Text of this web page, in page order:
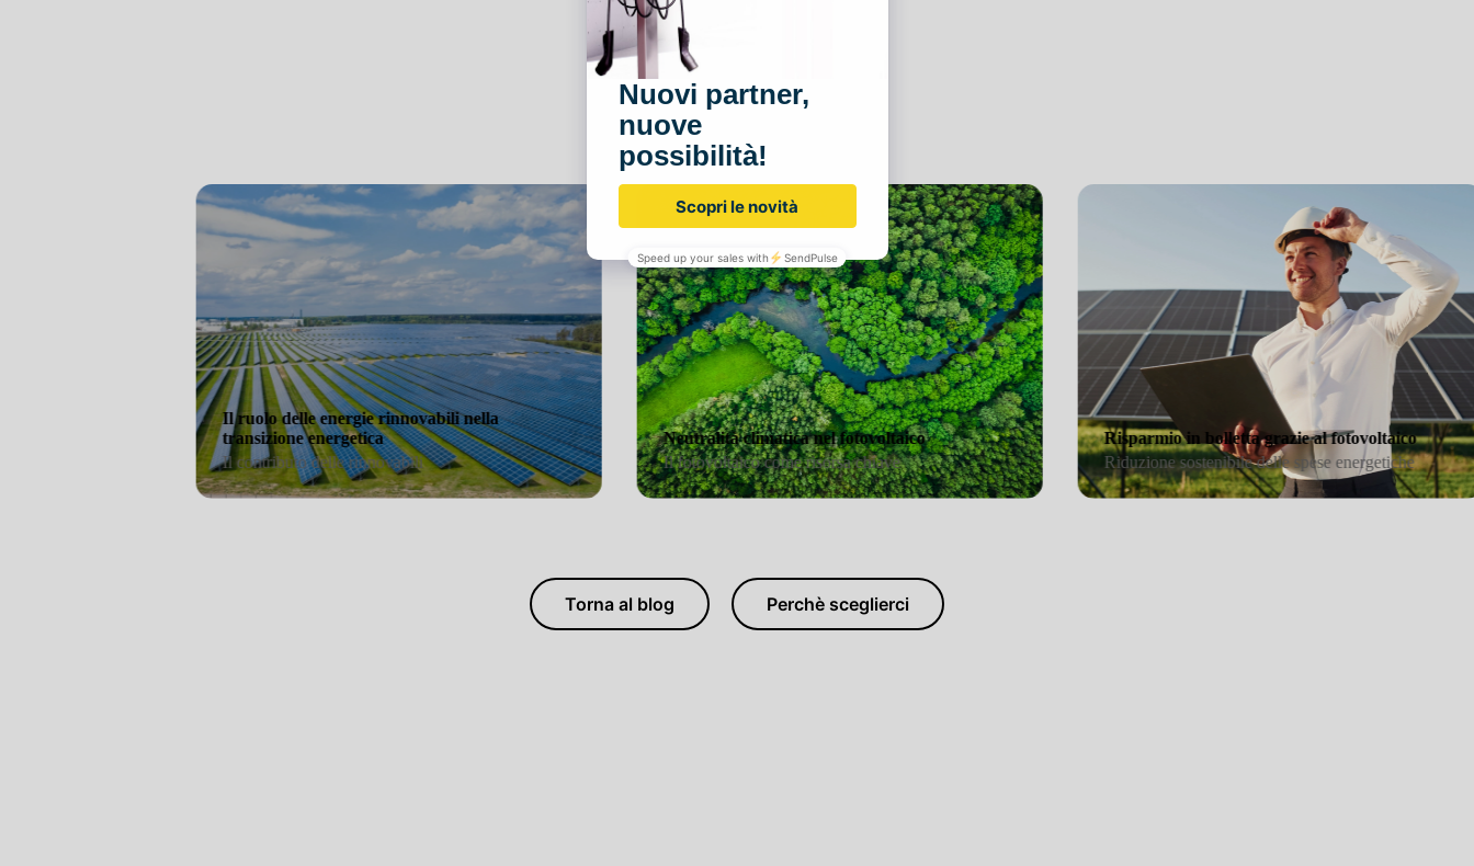
Continua a leggere
Il ruolo delle energie rinnovabili nella
transizione energetica
Il contributo delle rinnovabili
Neutralità climatica nel fotovoltaico
Il fotovoltaico come risorsa chiave
Risparmio in bolletta grazie al
Riduzione sostenibile delle spese
Torna al blog Perchè sceglierci